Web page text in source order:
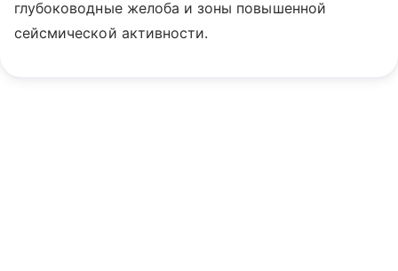
глубоководные желоба и зоны повышенной
сейсмической активности.